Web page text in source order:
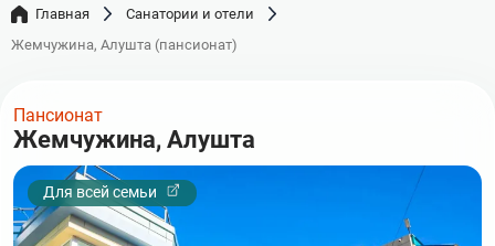
Главная
Санатории и отели
Жемчужина, Алушта (пансионат)
Пансионат
Жемчужина, Алушта
Для всей семьи